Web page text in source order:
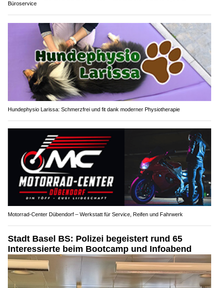
Büroservice
Hundephysio Larissa: Schmerzfrei und fit dank moderner Physiotherapie
Motorrad-Center Dübendorf – Werkstatt für Service, Reifen und Fahrwerk
Stadt Basel BS: Polizei begeistert rund 65
Interessierte beim Bootcamp und Infoabend